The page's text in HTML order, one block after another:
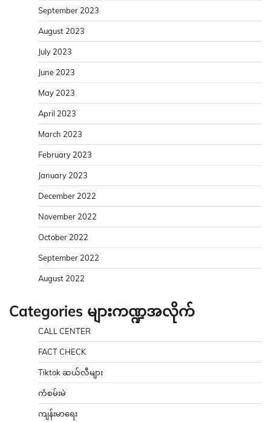
September 2023
August 2023
July 2023
June 2023
May 2023
April 2023
March 2023
February 2023
January 2023
December 2022
November 2022
October 2022
September 2022
August 2022
Categories များကဏ္ဍအလိုက်
CALL CENTER
FACT CHECK
Tiktok ဆယ်လီများ
ကံစမ်းမဲ
ကျန်းမာရေး